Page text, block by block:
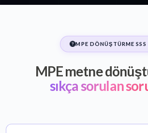
MPE DÖNÜŞTÜRME SSS
MPE metne
sıkça sorulan